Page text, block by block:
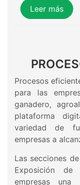
Leer más
Procesos
para las
ganadero,
plataforma
variedad de
empresas a
Las secciones
Exposición de
empresas una